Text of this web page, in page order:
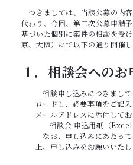
つきましては、当該公募の内
代わり、今回、第二次公募申請
基づいた個別に案件の相談を受
京、大阪）にて以下の通り開催
１．相談会への
相談申し込みにつきまし
ロードし、必要事項をご記
メールアドレスに添付してお
相談会 申込用紙（Excel
なお、申し込みにあたっ
上、申し込みをお願いいたし